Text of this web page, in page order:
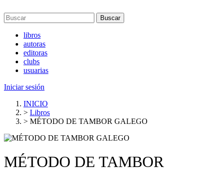
Buscar
libros
autoras
editoras
clubs
usuarias
Iniciar sesión
INICIO
> Libros
> MÉTODO DE TAMBOR GALEGO
MÉTODO DE TAMBOR